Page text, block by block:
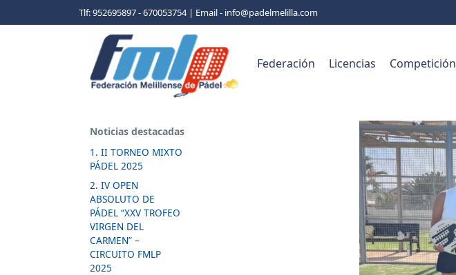
Tlf: 952695897 - 670053754 | Email - info@padelmelilla.com
Federación Licencias Competición
Noticias destacadas
1. II TORNEO MIXTO
PÁDEL 2025
2. IV OPEN
ABSOLUTO DE
PÁDEL “XXV TROFEO
VIRGEN DEL
CARMEN” –
CIRCUITO FMLP
2025